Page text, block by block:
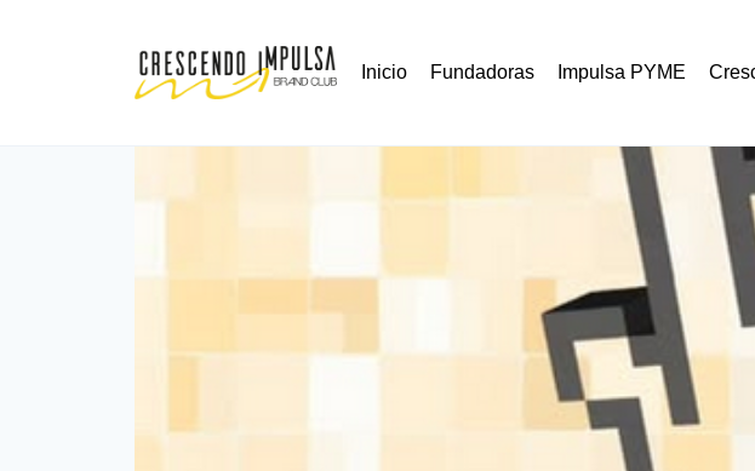
Inicio Fundadoras Impulsa PYME